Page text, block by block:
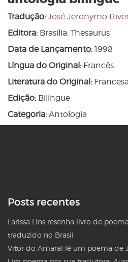
Tradução: José Jeronymo
Editora: Brasília: Thesaurus
Data de Lançamento: 1998
Língua do Original: Francês
Literatura do Original: Francesa
Edição: Bilíngue
Categoria: Antologia
Posts recentes
Larissa Lins resenha livro de
traduzido no Brasil
Vitor do Amaral lê um poema de